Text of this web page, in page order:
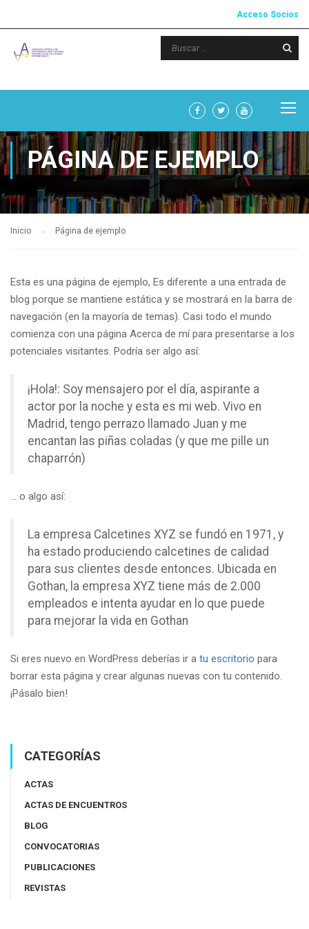
Acceso Socios
PÁGINA DE EJEMPLO
Inicio Página de ejemplo
Esta es una página de ejemplo, Es diferente a una entrada de
blog porque se mantiene estática y se mostrará en la barra de
navegación (en la mayoría de temas). Casi todo el mundo
comienza con una página Acerca de mí para presentarse a los
potenciales visitantes. Podría ser algo así:
¡Hola!: Soy mensajero por el día, aspirante a
actor por la noche y esta es mi web. Vivo en
Madrid, tengo perrazo llamado Juan y me
encantan las piñas coladas (y que me pille un
chaparrón)
… o algo así:
La empresa Calcetines XYZ se fundó en 1971, y
ha estado produciendo calcetines de calidad
para sus clientes desde entonces. Ubicada en
Gothan, la empresa XYZ tiene más de 2.000
empleados e intenta ayudar en lo que puede
para mejorar la vida en Gothan
Si eres nuevo en WordPress deberías ir a tu escritorio para
borrar esta página y crear algunas nuevas con tu contenido.
¡Pásalo bien!
CATEGORÍAS
ACTAS
ACTAS DE ENCUENTROS
BLOG
CONVOCATORIAS
PUBLICACIONES
REVISTAS